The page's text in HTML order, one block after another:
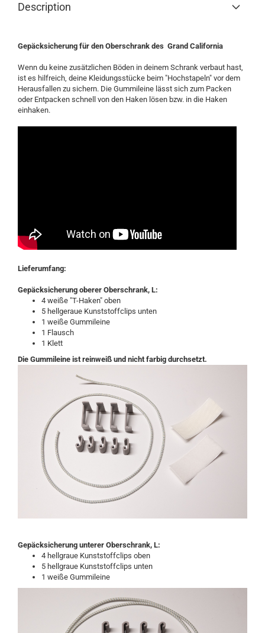
Description
Gepäcksicherung für den Oberschrank des Grand California
Wenn du keine zusätzlichen Böden in deinem Schrank verbaut hast,
ist es hilfreich, deine Kleidungsstücke beim "Hochstapeln" vor dem
Herausfallen zu sichern. Die Gummileine lässt sich zum Packen
oder Entpacken schnell von den Haken lösen bzw. in die Haken
einhaken.
Lieferumfang:
Gepäcksicherung oberer Oberschrank, L:
4 weiße "T-Haken" oben
5 hellgeraue Kunststoffclips unten
1 weiße Gummileine
1 Flausch
1 Klett
Die Gummileine ist reinweiß und nicht farbig durchsetzt.
Gepäcksicherung unterer Oberschrank, L:
4 hellgraue Kunststoffclips oben
5 hellgraue Kunststoffclips unten
1 weiße Gummileine